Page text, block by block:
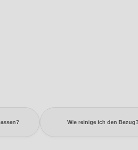
Wie reinige ich den Bezug?